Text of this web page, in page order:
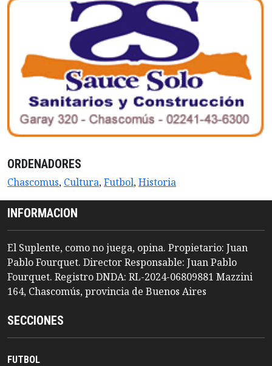
ORDENADORES
Chascomus, Cultura,Futbol,Historia
INFORMACION
El Suplente, como no juega, opina. Propietario: Juan
Pablo Fourquet. Director Responsable: Juan Pablo
Fourquet. Registro DNDA: RL-2024-06809881 Mazzini
164, Chascomús, provincia de Buenos Aires
SECCIONES
FUTBOL